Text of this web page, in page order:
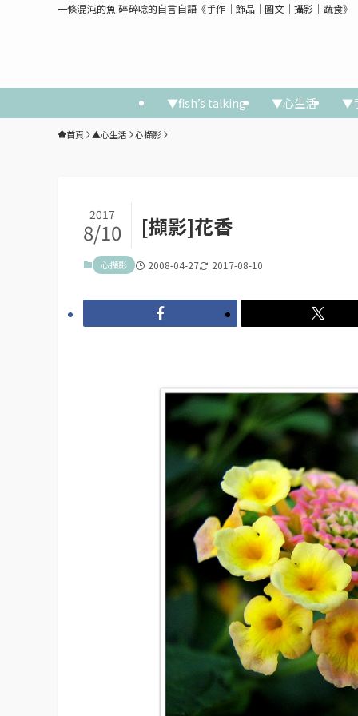
一條混沌的魚 碎碎唸的自言自語《手作│飾品│圖文│攝影│蔬食》
▼fish’s talking ▼心生活 ▼
首頁 ▲心生活 心擷影
[擷影]花香
2017
8/10
心擷影 2008-04-27 2017-08-10